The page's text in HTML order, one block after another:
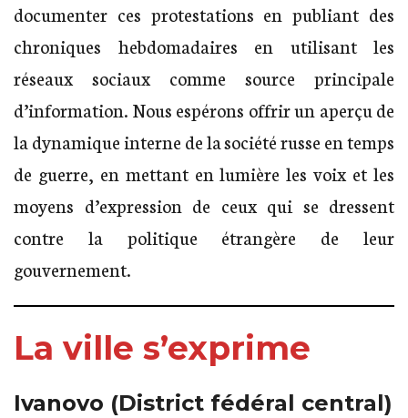
documenter ces protestations en publiant des
chroniques hebdomadaires en utilisant les
réseaux sociaux comme source principale
d’information. Nous espérons offrir un aperçu de
la dynamique interne de la société russe en temps
de guerre, en mettant en lumière les voix et les
moyens d’expression de ceux qui se dressent
contre la politique étrangère de leur
gouvernement.
La ville s’exprime
Ivanovo (District fédéral central)